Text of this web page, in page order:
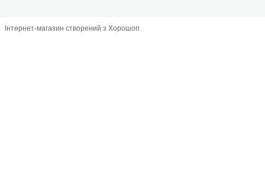
Інтернет-магазин створений з Хорошоп